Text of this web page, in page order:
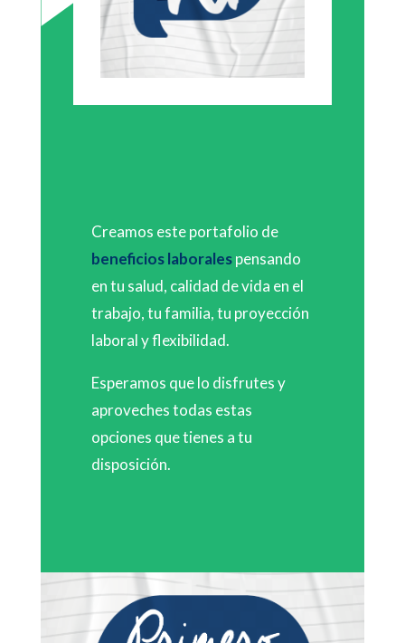
Creamos este portafolio de
beneficios laboralespensando
en tu salud, calidad de vida en el
trabajo, tu familia, tu proyección
laboral y flexibilidad.
Esperamos que lo disfrutes y
aproveches todas estas
opciones que tienes a tu
disposición.